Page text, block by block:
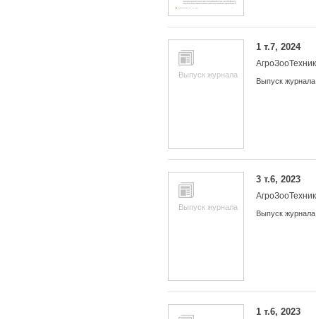
Выпуск журнала
1 т.7, 2024
Выпуск журнала
Выпуск журнала
3 т.6, 2023
Выпуск журнала
1 т.6, 2023